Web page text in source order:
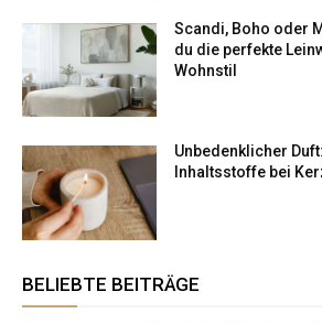
Scandi, Boho oder
du die perfekte
Wohnstil
Unbedenklicher
Inhaltsstoffe bei
BELIEBTE BEITRÄGE